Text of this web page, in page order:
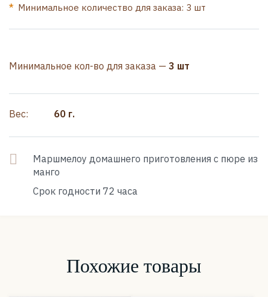
Минимальное кол-во для заказа — 3 шт
Вес: 60 г.
Минимальное количество для заказа: 3 шт
Маршмелоу домашнего приготовления с пюре из
манго
Срок годности 72 часа
Похожие товары